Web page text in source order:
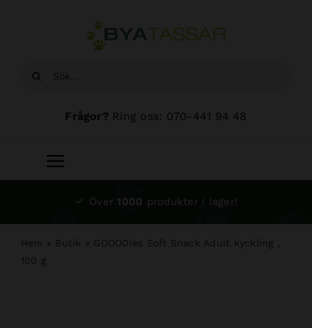
Sök
Frågor? Ring oss: 070-441 94 48
Toggle
Navigation
Hundsalong
Över 1000 produkter i lager!
Hem » Butik » GOOODies Soft Snack Adult kyckling ,
100 g